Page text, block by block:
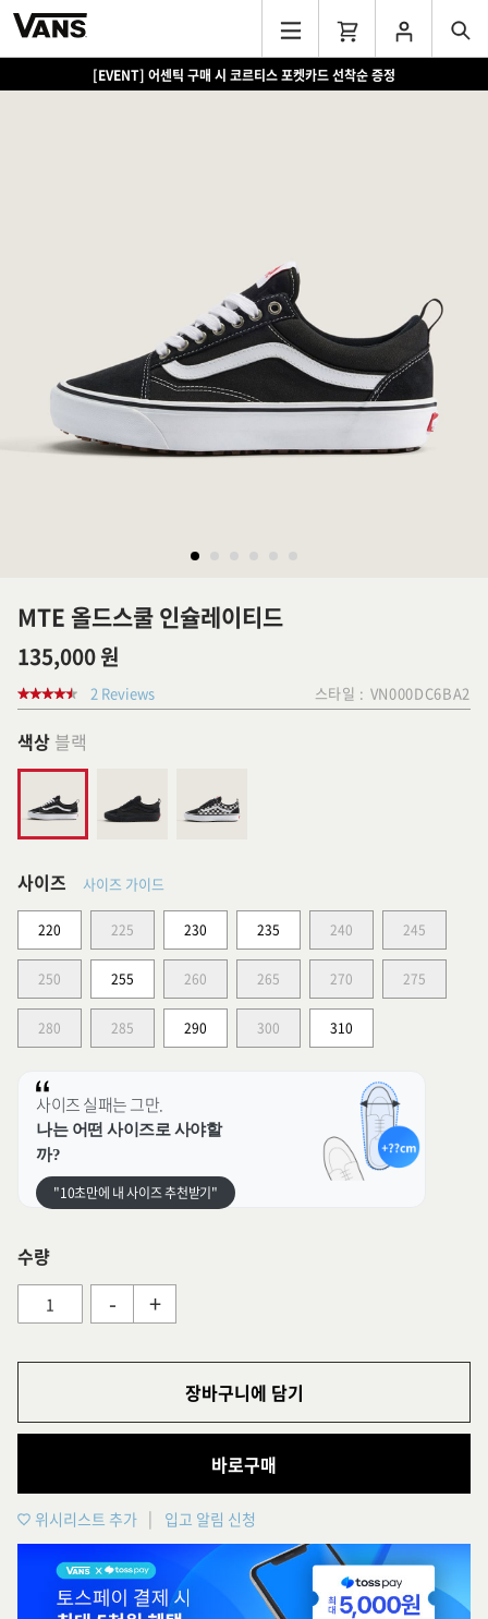
[EVENT] 어센틱 구매 시 코르티스 포켓카드 선착순 증정
MTE 올드스쿨 인슐레이티드
135,000 원
2 Reviews 스타일 : VN000DC6BA2
색상 블랙
사이즈 사이즈 가이드
220 225 230 235 240 245
250 255 260 265 270 275
280 285 290 300 310
사이즈 실패는 그만.
나는 어떤 사이즈로 사야할
까?
"10초만에 내 사이즈 추천받기"
수량
- +
장바구니에 담기
바로구매
위시리스트 추가 입고 알림 신청